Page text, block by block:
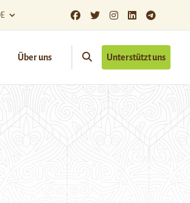
Über uns Unterstützt uns